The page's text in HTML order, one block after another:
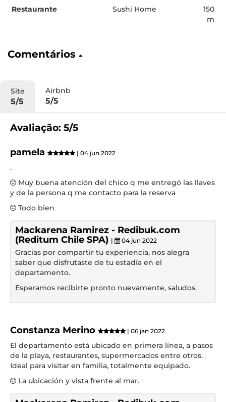
Restaurante Sushi Home
150
m
Comentários
Site
5/5
Airbnb
5/5
Avaliação: 5/5
pamela | 04 jun 2022
.
Muy buena atención del chico q me entregó las llaves
y de la persona q me contacto para la reserva
Todo bien
Mackarena Ramirez - Redibuk.com
(Reditum Chile SPA) | 04 jun 2022
Gracias por compartir tu experiencia, nos alegra
saber que disfrutaste de tu estadía en el
departamento.
Esperamos recibirte pronto nuevamente, saludos.
Constanza Merino | 06 jan 2022
El departamento está ubicado en primera línea, a pasos
de la playa, restaurantes, supermercados entre otros.
Ideal para visitar en familia, totalmente equipado.
La ubicación y vista frente al mar.